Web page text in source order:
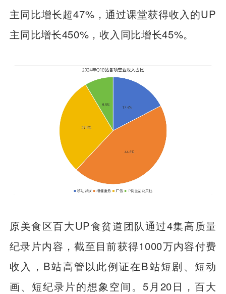
主同比增长超47%，通过课堂获得收入的UP
主同比增长450%，收入同比增长45%。
原美食区百大UP食贫道团队通过4集高质量
纪录片内容，截至目前获得1000万内容付费
收入，B站高管以此例证在B站短剧、短动
画、短纪录片的想象空间。5月20日，百大